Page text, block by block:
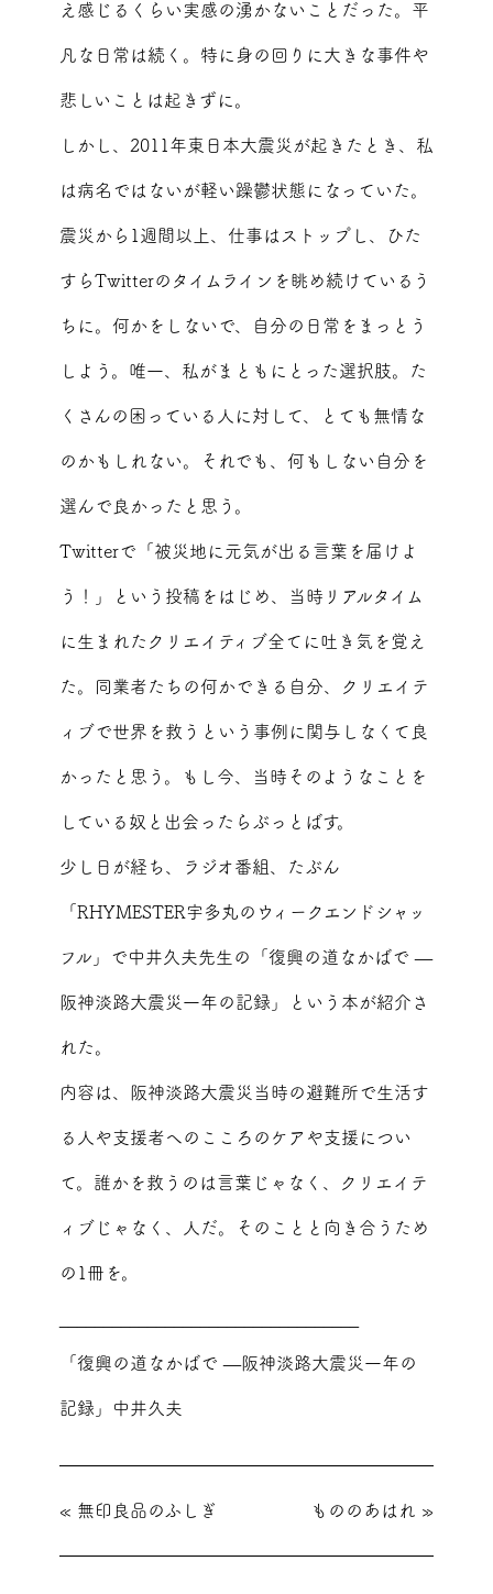
え感じるくらい実感の湧かないことだった。平
凡な日常は続く。特に身の回りに大きな事件や
悲しいことは起きずに。
しかし、2011年東日本大震災が起きたとき、私
は病名ではないが軽い躁鬱状態になっていた。
震災から1週間以上、仕事はストップし、ひた
すらTwitterのタイムラインを眺め続けているう
ちに。何かをしないで、自分の日常をまっとう
しよう。唯一、私がまともにとった選択肢。た
くさんの困っている人に対して、とても無情な
のかもしれない。それでも、何もしない自分を
選んで良かったと思う。
Twitterで「被災地に元気が出る言葉を届けよ
う！」という投稿をはじめ、当時リアルタイム
に生まれたクリエイティブ全てに吐き気を覚え
た。同業者たちの何かできる自分、クリエイテ
ィブで世界を救うという事例に関与しなくて良
かったと思う。もし今、当時そのようなことを
している奴と出会ったらぶっとばす。
少し日が経ち、ラジオ番組、たぶん
「RHYMESTER宇多丸のウィークエンドシャッ
フル」で中井久夫先生の「復興の道なかばで —
阪神淡路大震災一年の記録」という本が紹介さ
れた。
内容は、阪神淡路大震災当時の避難所で生活す
る人や支援者へのこころのケアや支援につい
て。誰かを救うのは言葉じゃなく、クリエイテ
ィブじゃなく、人だ。そのことと向き合うため
の1冊を。
「復興の道なかばで —阪神淡路大震災一年の
記録」中井久夫
« 無印良品のふしぎ もののあはれ »